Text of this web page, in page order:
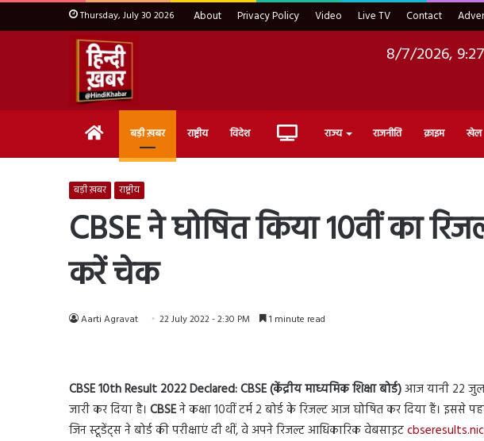
Thursday, July 30 2026 About Privacy Policy Video Live TV Contact
8/7/2026,
Home बड़ी ख़बर राष्ट्रीय विदेश Live राज्य राजनीति क्राइम खेल
बड़ी ख़बर राष्ट्रीय
CBSE ने घोषित किया 10वीं का
करें चेक
Aarti Agravat 22 July 2022 - 2:30 PM 1 minute read
CBSE 10th Result 2022 Declared:CBSE (केंद्रीय माध्यमिक शिक्षा बोर्ड)आज यानी 22
जारी कर दिया है। CBSEने कक्षा 10वीं टर्म 2 बोर्ड के रिजल्ट आज घोषित कर दिया हैं। इससे
जिन स्टूडेंट्स ने बोर्ड की परीक्षाएं दी थीं, वे अपने रिजल्ट आधिकारिक वेबसाइट